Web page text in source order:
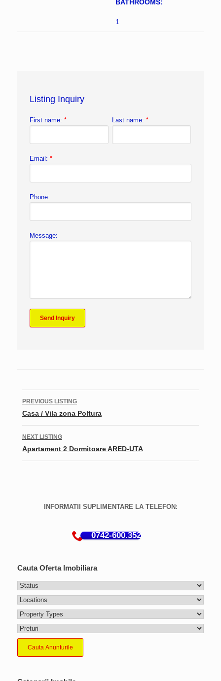
BATHROOMS:
1
Listing Inquiry
First name: * Last name: *
Email: *
Phone:
Message:
navigation
PREVIOUS LISTING
Casa / Vila zona Poltura
NEXT LISTING
Apartament 2 Dormitoare ARED-UTA
INFORMATII SUPLIMENTARE LA TELEFON:
0742-600.352
Cauta Oferta Imobiliara
Cauta Anunturile